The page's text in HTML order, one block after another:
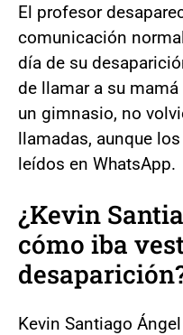
El profesor
comunicación
día de su
de llamar a su
un gimnasio, no
llamadas, aunque
leídos en WhatsApp.
¿Kevin
cómo iba
Kevin Santiago